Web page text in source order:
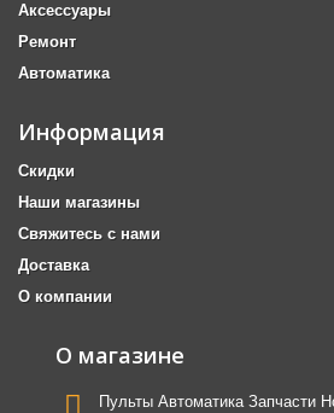
Аксессуары
Ремонт
Автоматика
Информация
Скидки
Наши магазины
Свяжитесь с нами
Доставка
О компании
О магазине
Пульты Автоматика Запчасти